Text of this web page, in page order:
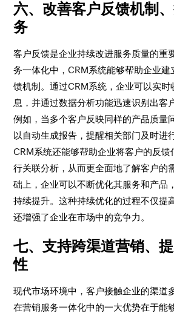
六、改善客户反馈机制
务
客户反馈是企业持续改进服务质量的重
务一体化中，CRM系统能够帮助企业建
馈机制。通过CRM系统，企业可以实时
息，并通过数据分析功能迅速识别出客
例如，当多个客户反映同样的产品质量
以自动生成报告，提醒相关部门及时进
CRM系统还能够帮助企业将客户的反馈
行关联分析，从而更全面地了解客户的
础上，企业可以不断优化其服务和产品
持续提升。这种持续优化的过程不仅提
还增强了企业在市场中的竞争力。
七、支持跨渠道营销、
性
现代市场环境中，客户接触企业的渠道
在营销服务一体化中的一大优势在于能